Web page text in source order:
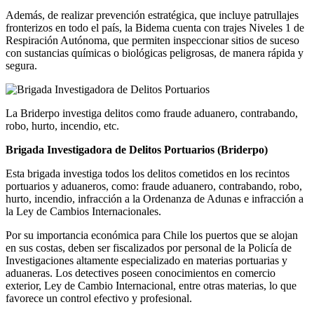
Además, de realizar prevención estratégica, que incluye patrullajes
fronterizos en todo el país, la Bidema cuenta con trajes Niveles 1 de
Respiración Autónoma, que permiten inspeccionar sitios de suceso
con sustancias químicas o biológicas peligrosas, de manera rápida y
segura.
La Briderpo investiga delitos como fraude aduanero, contrabando,
robo, hurto, incendio, etc.
Brigada Investigadora de Delitos Portuarios (Briderpo)
Esta brigada investiga todos los delitos cometidos en los recintos
portuarios y aduaneros, como: fraude aduanero, contrabando, robo,
hurto, incendio, infracción a la Ordenanza de Adunas e infracción a
la Ley de Cambios Internacionales.
Por su importancia económica para Chile los puertos que se alojan
en sus costas, deben ser fiscalizados por personal de la Policía de
Investigaciones altamente especializado en materias portuarias y
aduaneras. Los detectives poseen conocimientos en comercio
exterior, Ley de Cambio Internacional, entre otras materias, lo que
favorece un control efectivo y profesional.